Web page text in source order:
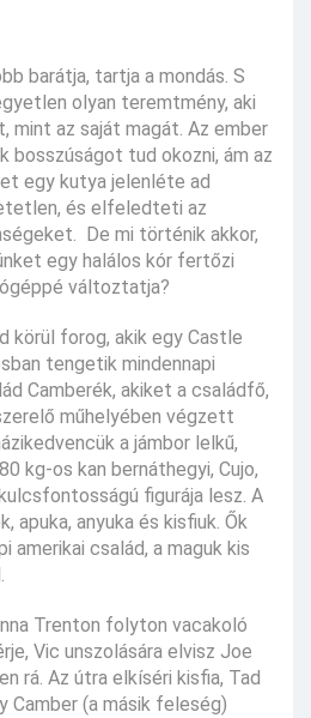
barátja, tartja a mondás. S
olyan teremtmény, aki
mint az saját magát. Az ember
bosszúságot tud okozni, ám az
egy kutya jelenléte ad
és elfeledteti az
De mi történik akkor,
egy halálos kór fertőzi
változtatja?
körül forog, akik egy Castle
tengetik mindennapi
Camberék, akiket a családfő,
műhelyében végzett
a jámbor lelkű,
kg-os kan bernáthegyi, Cujo,
figurája lesz. A
apuka, anyuka és kisfiuk. Ők
amerikai család, a maguk kis
Trenton folyton vacakoló
Vic unszolására elvisz Joe
rá. Az útra elkíséri kisfia, Tad
Camber (a másik feleség)